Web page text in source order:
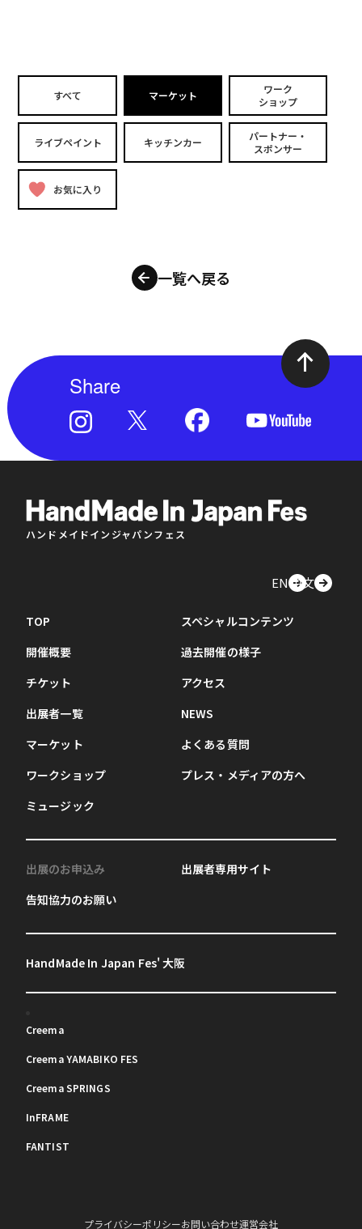
すべて マーケット
ワーク
ショップ
ライブペイント キッチンカー
パートナー・
スポンサー
お気に入り
一覧へ戻る
Share
ハンドメイドインジャパンフェス
EN中文
TOP
開催概要
チケット
出展者一覧
マーケット
ワークショップ
ミュージック
スペシャルコンテンツ
過去開催の様子
アクセス
NEWS
よくある質問
プレス・メディアの方へ
出展のお申込み
告知協力のお願い
出展者専用サイト
HandMade In Japan Fes' 大阪
Creema
Creema YAMABIKO FES
Creema SPRINGS
InFRAME
FANTIST
プライバシーポリシーお問い合わせ運営会社